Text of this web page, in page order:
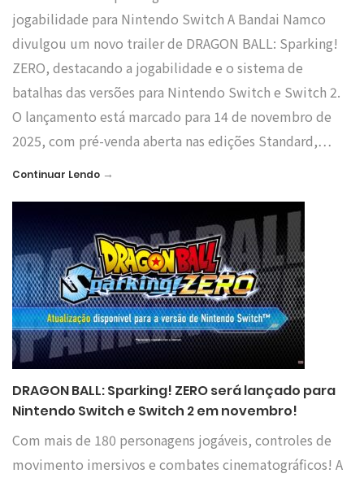
jogabilidade para Nintendo Switch A Bandai Namco
divulgou um novo trailer de DRAGON BALL: Sparking!
ZERO, destacando a jogabilidade e o sistema de
batalhas das versões para Nintendo Switch e Switch 2.
O lançamento está marcado para 14 de novembro de
2025, com pré-venda aberta nas edições Standard,…
Continuar Lendo →
DRAGON BALL: Sparking! ZERO será lançado para
Nintendo Switch e Switch 2 em novembro!
Com mais de 180 personagens jogáveis, controles de
movimento imersivos e combates cinematográficos! A